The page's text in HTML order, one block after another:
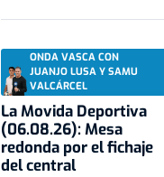
ONDA VASCA CON
JUANJO LUSA Y SAMU
VALCÁRCEL
La Movida Deportiva
(06.08.26): Mesa
redonda por el fichaje
del central